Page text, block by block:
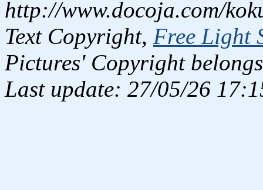
http://www.docoja.com/
Text Copyright, Free Light
Pictures' Copyright
Last update: 27/05/26